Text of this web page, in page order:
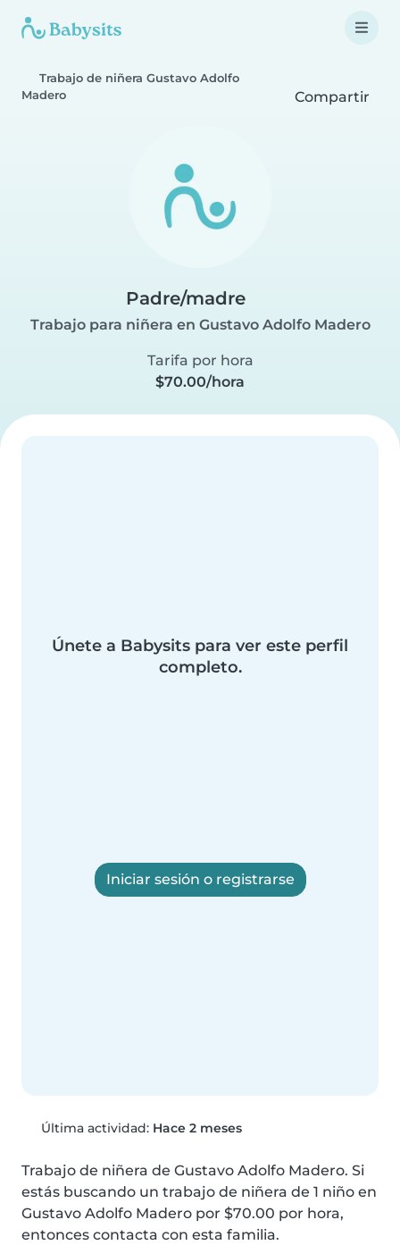
Trabajo de niñera Gustavo Adolfo
Madero
Compartir
Padre/madre
Trabajo para niñera en Gustavo Adolfo Madero
Tarifa por hora
$70.00/hora
Únete a Babysits para ver este perfil
completo.
Iniciar sesión o registrarse
Última actividad: Hace 2 meses
Trabajo de niñera de Gustavo Adolfo Madero. Si
estás buscando un trabajo de niñera de 1 niño en
Gustavo Adolfo Madero por $70.00 por hora,
entonces contacta con esta familia.